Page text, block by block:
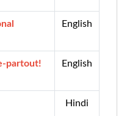
English
partout!
English
Hindi